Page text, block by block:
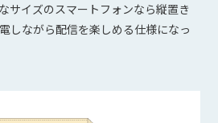
サイズのスマートフォンなら縦置き
しながら配信を楽しめる仕様になっ